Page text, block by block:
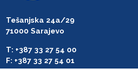
Tešanjska 24a/29
71000 Sarajevo
T: +387 33 27 54 00
F: +387 33 27 54 01